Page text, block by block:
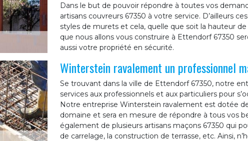
Dans le but de pouvoir répondre à toutes vos
artisans couvreurs 67350 à votre service. D’ailleurs
styles de murets et cela, quelle que soit la hauteur
que nous allons vous construire à Ettendorf 67350
aussi votre propriété en sécurité.
Winterstein ravalement un professionnel
Se trouvant dans la ville de Ettendorf 67350, notre
services aux professionnels et aux particuliers pour
Notre entreprise Winterstein ravalement est dotée
domaine et sera en mesure de répondre à tous vos
également de plusieurs artisans maçons 67350 qui
de carrelage, la construction de terrasse, etc. Ainsi,